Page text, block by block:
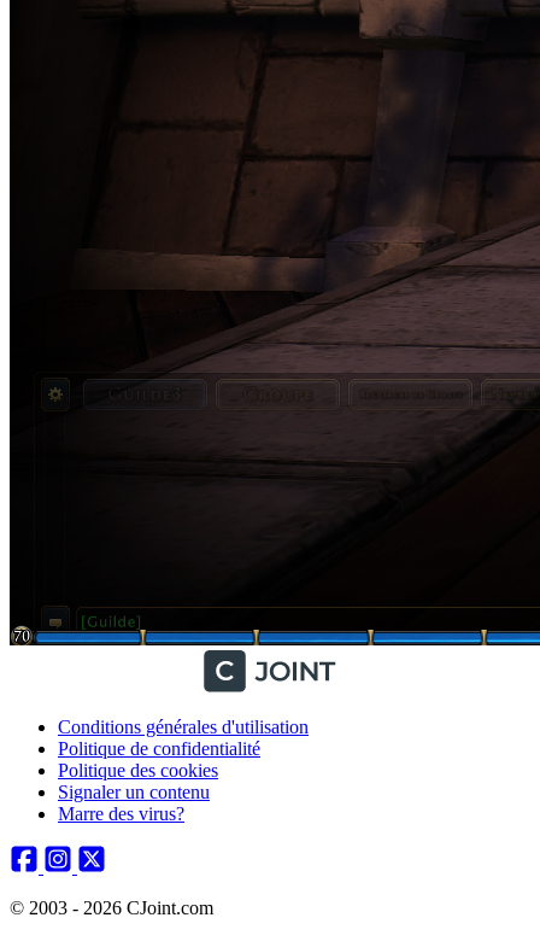
Conditions générales d'utilisation
Politique de confidentialité
Politique des cookies
Signaler un contenu
Marre des virus?
© 2003 - 2026 CJoint.com